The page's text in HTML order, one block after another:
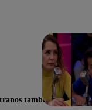
también en